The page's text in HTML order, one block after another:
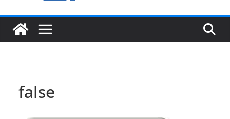
false